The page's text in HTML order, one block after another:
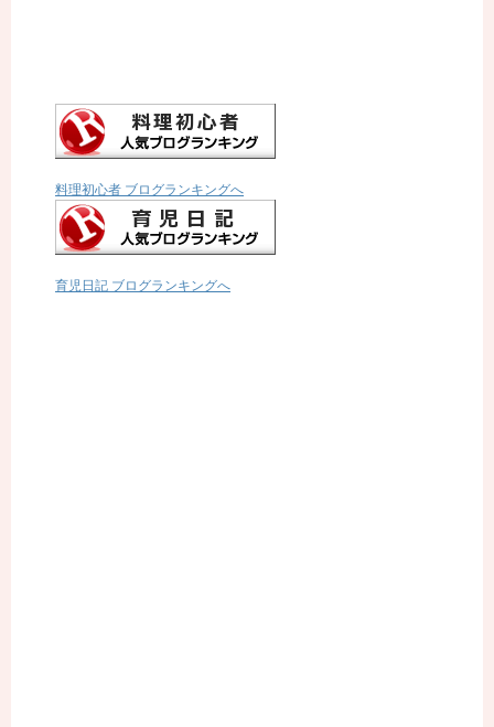
料理初心者 ブログランキングへ
育児日記 ブログランキングへ